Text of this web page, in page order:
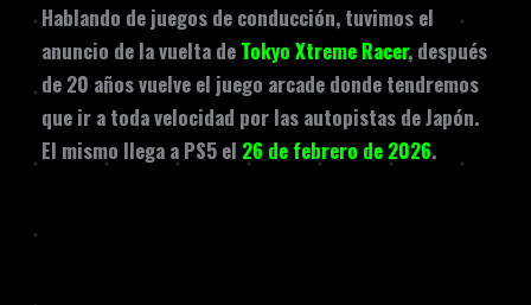
Hablando de juegos de conducción, tuvimos el
anuncio de la vuelta de Tokyo Xtreme Racer, después
de 20 años vuelve el juego arcade donde tendremos
que ir a toda velocidad por las autopistas de Japón.
El mismo llega a PS5 el 26 de febrero de 2026.